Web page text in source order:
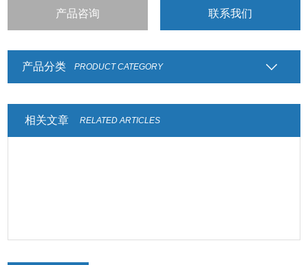
产品咨询 联系我们
产品分类 PRODUCT CATEGORY
相关文章 RELATED ARTICLES